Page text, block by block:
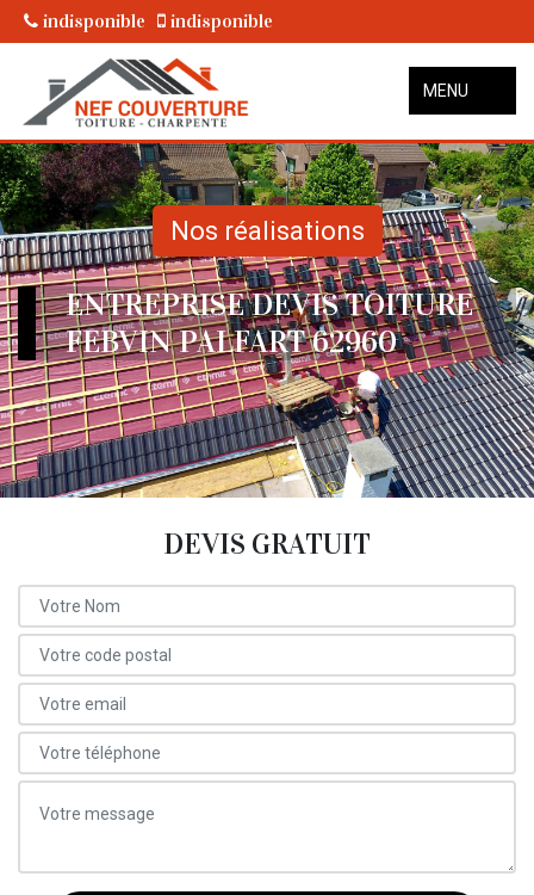
indisponible indisponible
MENU
Nos réalisations
ENTREPRISE DEVIS TOITURE
FEBVIN PALFART 62960
DEVIS GRATUIT